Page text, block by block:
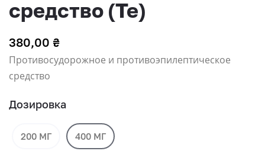
средство (Те)
380,00 ₴
Противосудорожное и противоэпилептическое
средство
Дозировка
200 МГ 400 МГ